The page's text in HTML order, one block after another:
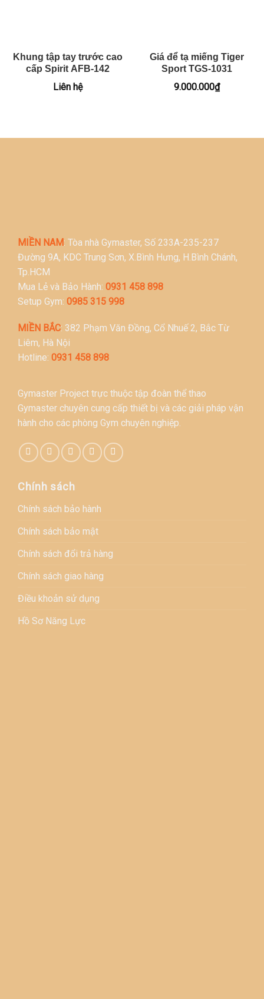
Khung tập tay trước cao
cấp Spirit AFB-142
Liên hệ
Giá để tạ miếng Tiger
Sport TGS-1031
9.000.000₫
MIỀN NAM: Tòa nhà Gymaster, Số 233A-235-237
Đường 9A, KDC Trung Sơn, X.Bình Hưng, H.Bình Chánh,
Tp.HCM
Mua Lẻ và Bảo Hành: 0931 458 898
Setup Gym: 0985 315 998
MIỀN BẮC: 382 Phạm Văn Đồng, Cổ Nhuế 2, Bắc Từ
Liêm, Hà Nội
Hotline: 0931 458 898
Gymaster Project trực thuộc tập đoàn thể thao
Gymaster chuyên cung cấp thiết bị và các giải pháp vận
hành cho các phòng Gym chuyên nghiệp.
Chính sách
Chính sách bảo hành
Chính sách bảo mật
Chính sách đổi trả hàng
Chính sách giao hàng
Điều khoản sử dụng
Hồ Sơ Năng Lực